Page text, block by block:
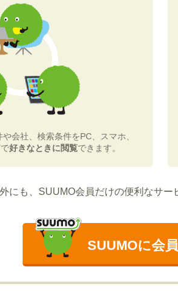
会社、検索条件をPC、スマホ、
好きなときに閲覧できます。
にも、SUUMO会員だけの便利なサー
SUUMOに会